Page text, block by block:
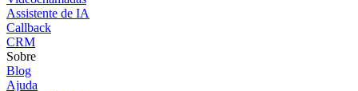
Assistente de IA
Callback
CRM
Sobre
Blog
Ajuda